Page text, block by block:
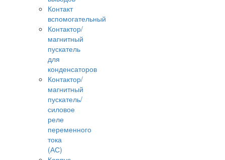
Контакт
вспомогательный
Контактор/
магнитный
пускатель
для
конденсаторов
Контактор/
магнитный
пускатель/
силовое
реле
переменного
тока
(АС)